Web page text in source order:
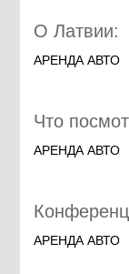
О Латвии:
АРЕНДА АВТО
Что
АРЕНДА АВТО
АРЕНДА АВТО